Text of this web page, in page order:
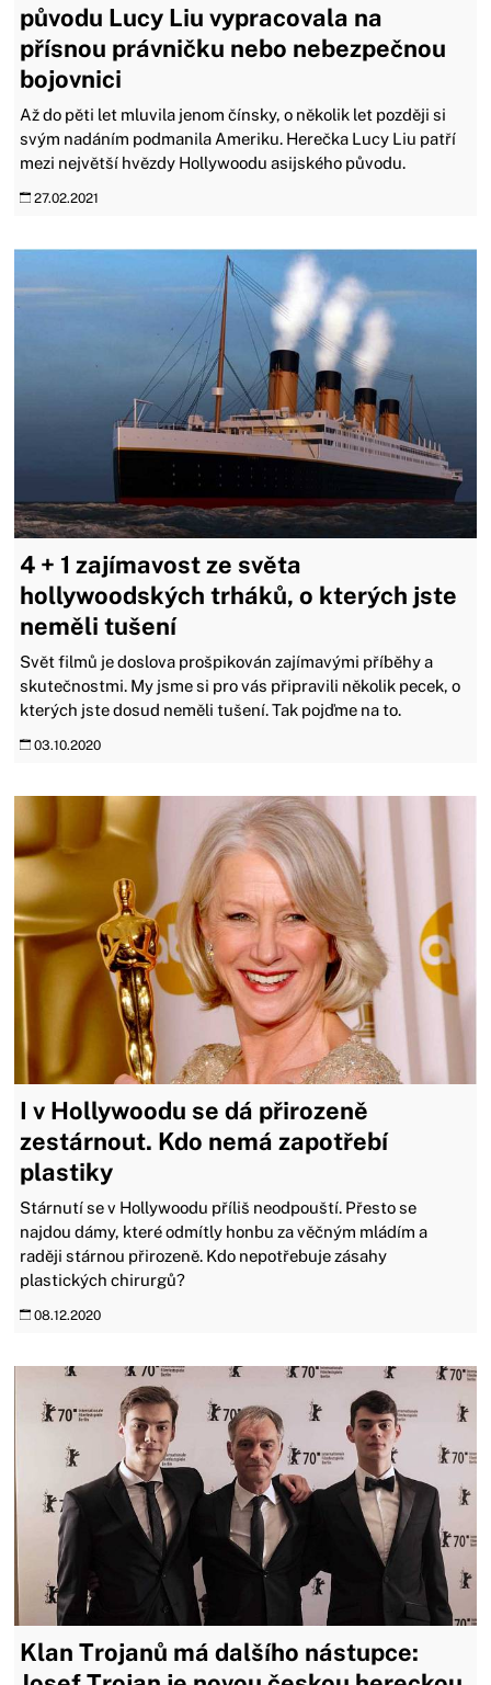
původu Lucy Liu vypracovala na
přísnou právničku nebo nebezpečnou
bojovnici
Až do pěti let mluvila jenom čínsky, o několik let později si
svým nadáním podmanila Ameriku. Herečka Lucy Liu patří
mezi největší hvězdy Hollywoodu asijského původu.
27.02.2021
4 + 1 zajímavost ze světa
hollywoodských trháků, o kterých jste
neměli tušení
Svět filmů je doslova prošpikován zajímavými příběhy a
skutečnostmi. My jsme si pro vás připravili několik pecek, o
kterých jste dosud neměli tušení. Tak pojďme na to.
03.10.2020
I v Hollywoodu se dá přirozeně
zestárnout. Kdo nemá zapotřebí
plastiky
Stárnutí se v Hollywoodu příliš neodpouští. Přesto se
najdou dámy, které odmítly honbu za věčným mládím a
raději stárnou přirozeně. Kdo nepotřebuje zásahy
plastických chirurgů?
08.12.2020
Klan Trojanů má dalšího nástupce: